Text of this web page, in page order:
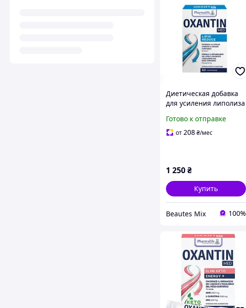
Диетическая добавка
для усиления липолиза
"Сожжение жиров", 60
таблеток
Готово к отправке
от 208₴/мес
1 250₴
Купить
Beautes Mix 100%